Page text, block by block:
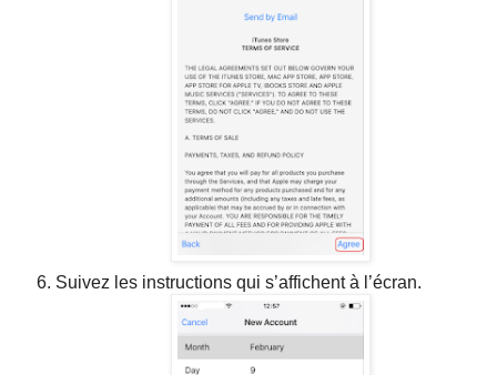
Suivez les instructions qui s’affichent à l’écran.